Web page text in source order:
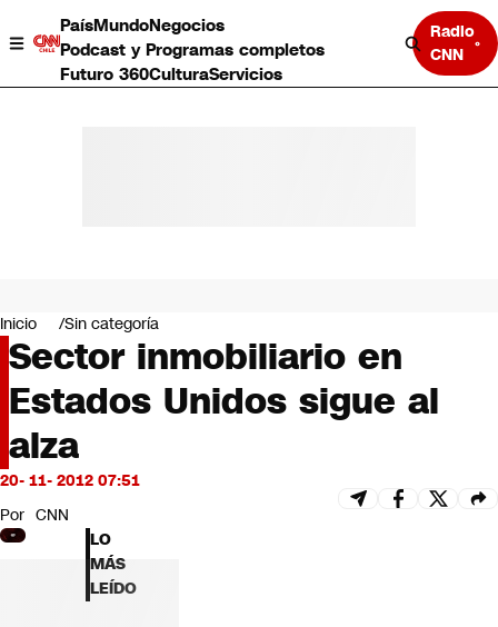
PaísMundoNegocios
Podcast y Programas completos
Futuro 360CulturaServicios
Radio
CNN
Negocios
Deportes
Programas completos
Cultura
Servicios
Bits
CNN tiempo
Futuro 360
Opinión
Inicio Sin categoría
Sector inmobiliario en
Estados Unidos sigue al
alza
20- 11- 2012 07:51
Por CNN
LO
MÁS
LEÍDO